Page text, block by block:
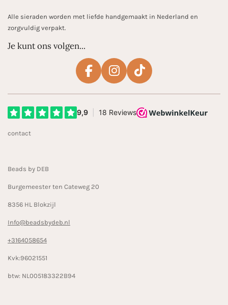
Alle sieraden worden met liefde handgemaakt in Nederland en
zorgvuldig verpakt.
Je kunt ons volgen...
F
e
I
t
T
T
contact
Beads by DEB
Burgemeester ten Cateweg 20
8356 HL Blokzijl
Info@beadsbydeb.nl
+3164058654
Kvk:96021551
btw: NL005183322B94